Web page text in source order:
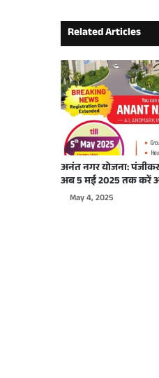
September
September
September
Related Articles
अनंत नगर योजना:
अब 5 मई 2025 तक करें
May 4, 2025